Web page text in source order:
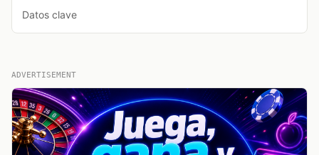
Datos clave
ADVERTISEMENT